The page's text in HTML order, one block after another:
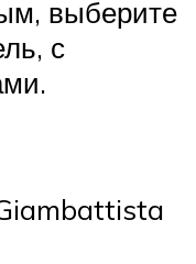
выберите
с